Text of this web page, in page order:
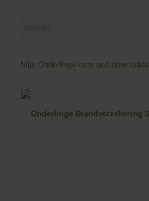
Mijn Onderlinge over ons downloads